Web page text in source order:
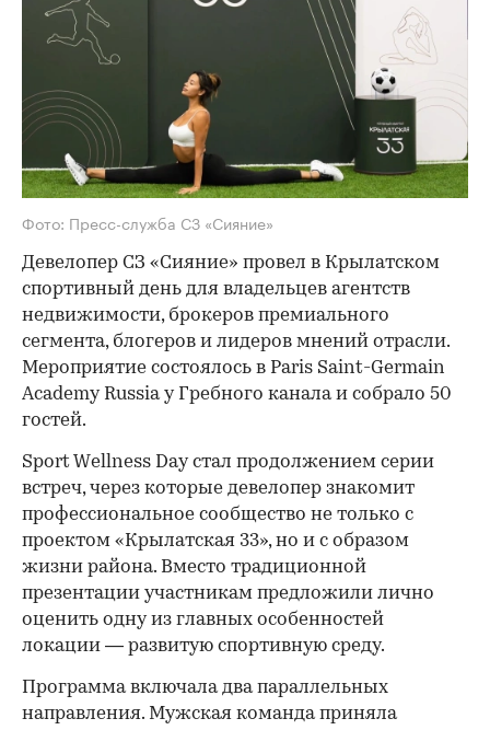
Фото: Пресс-служба СЗ «Сияние»
Девелопер СЗ «Сияние» провел в Крылатском
спортивный день для владельцев агентств
недвижимости, брокеров премиального
сегмента, блогеров и лидеров мнений отрасли.
Мероприятие состоялось в Paris Saint-Germain
Academy Russia у Гребного канала и собрало 50
гостей.
Sport Wellness Day стал продолжением серии
встреч, через которые девелопер знакомит
профессиональное сообщество не только с
проектом «Крылатская 33», но и с образом
жизни района. Вместо традиционной
презентации участникам предложили лично
оценить одну из главных особенностей
локации — развитую спортивную среду.
Программа включала два параллельных
направления. Мужская команда приняла